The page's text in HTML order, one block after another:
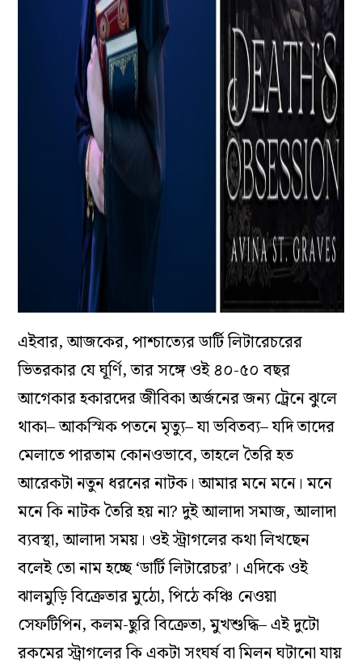
এইবার, আজকের, পাশ্চাত্যের ডার্টি লিটারেচরের
ভিতরকার যে ঘূর্ণি, তার সঙ্গে ওই ৪০-৫০ বছর
আগেকার হকারদের জীবিকা অর্জনের জন্য ট্রেনে ঝুলে
থাকা– আকস্মিক পতনে মৃত্যু– যা ভবিতব্য– যদি তাদের
মেলাতে পারতাম কোনওভাবে, তাহলে তৈরি হত
আরেকটা নতুন ধরনের নাটক। আমার মনে মনে। মনে
মনে কি নাটক তৈরি হয় না? দুই আলাদা সমাজ, আলাদা
ব্যবস্থা, আলাদা সময়। ওই স্ট্রাগলের কথা লিখছেন
বলেই তো নাম হচ্ছে ‘ডার্টি লিটারেচর’। এদিকে ওই
ঝালমুড়ি বিক্রেতার মুঠো, পিঠে কঞ্চি নেওয়া
সেফটিপিন, কলম-ছুরি বিক্রেতা, মুখশুদ্ধি– এই দুটো
রকমের স্ট্রাগলের কি একটা সংঘর্ষ বা মিলন ঘটানো যায়